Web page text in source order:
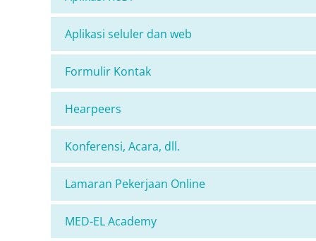
Aplikasi seluler dan web
Formulir Kontak
Hearpeers
Konferensi, Acara, dll.
Lamaran Pekerjaan Online
MED-EL Academy